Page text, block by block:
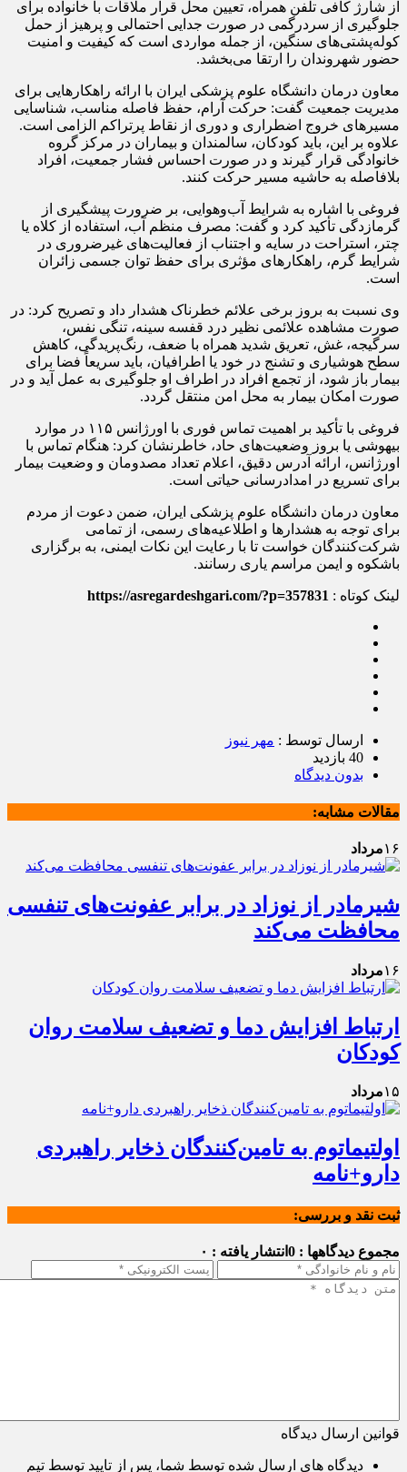
از شارژ کافی تلفن همراه، تعیین محل قرار ملاقات با خانواده برای
جلوگیری از سردرگمی در صورت جدایی احتمالی و پرهیز از حمل
کوله‌پشتی‌های سنگین، از جمله مواردی است که کیفیت و امنیت
حضور شهروندان را ارتقا می‌بخشد.
معاون درمان دانشگاه علوم پزشکی ایران با ارائه راهکارهایی برای
مدیریت جمعیت گفت: حرکت آرام، حفظ فاصله مناسب، شناسایی
مسیرهای خروج اضطراری و دوری از نقاط پرتراکم الزامی است.
علاوه بر این، باید کودکان، سالمندان و بیماران در مرکز گروه
خانوادگی قرار گیرند و در صورت احساس فشار جمعیت، افراد
بلافاصله به حاشیه مسیر حرکت کنند.
فروغی با اشاره به شرایط آب‌وهوایی، بر ضرورت پیشگیری از
گرمازدگی تأکید کرد و گفت: مصرف منظم آب، استفاده از کلاه یا
چتر، استراحت در سایه و اجتناب از فعالیت‌های غیرضروری در
شرایط گرم، راهکارهای مؤثری برای حفظ توان جسمی زائران
است.
وی نسبت به بروز برخی علائم خطرناک هشدار داد و تصریح کرد: در
صورت مشاهده علائمی نظیر درد قفسه سینه، تنگی نفس،
سرگیجه، غش، تعریق شدید همراه با ضعف، رنگ‌پریدگی، کاهش
سطح هوشیاری و تشنج در خود یا اطرافیان، باید سریعاً فضا برای
بیمار باز شود، از تجمع افراد در اطراف او جلوگیری به عمل آید و در
صورت امکان بیمار به محل امن منتقل گردد.
فروغی با تأکید بر اهمیت تماس فوری با اورژانس ۱۱۵ در موارد
بیهوشی یا بروز وضعیت‌های حاد، خاطرنشان کرد: هنگام تماس با
اورژانس، ارائه آدرس دقیق، اعلام تعداد مصدومان و وضعیت بیمار
برای تسریع در امدادرسانی حیاتی است.
معاون درمان دانشگاه علوم پزشکی ایران، ضمن دعوت از مردم
برای توجه به هشدارها و اطلاعیه‌های رسمی، از تمامی
شرکت‌کنندگان خواست تا با رعایت این نکات ایمنی، به برگزاری
باشکوه و ایمن مراسم یاری رسانند.
لینک کوتاه : https://asregardeshgari.com/?p=357831
ارسال توسط : مهر نیوز
40 بازدید
بدون دیدگاه
مقالات مشابه:
۱۶مرداد
شیرمادر از نوزاد در برابر عفونت‌های تنفسی
محافظت می‌کند
۱۶مرداد
ارتباط افزایش دما و تضعیف سلامت روان
کودکان
۱۵مرداد
اولتیماتوم به تامین‌کنندگان ذخایر راهبردی
دارو+نامه
ثبت نقد و بررسی:
مجموع دیدگاهها : 0 انتشار یافته : ۰
قوانین ارسال دیدگاه
دیدگاه های ارسال شده توسط شما، پس از تایید توسط تیم